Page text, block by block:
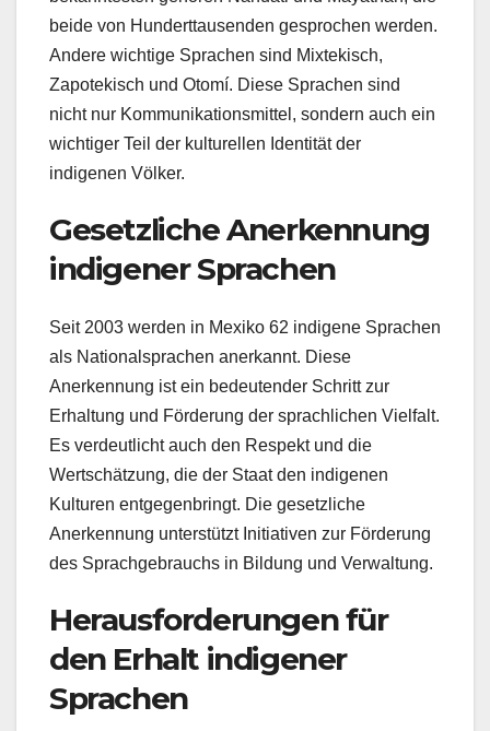
beide von Hunderttausenden gesprochen werden.
Andere wichtige Sprachen sind Mixtekisch,
Zapotekisch und Otomí. Diese Sprachen sind
nicht nur Kommunikationsmittel, sondern auch ein
wichtiger Teil der kulturellen Identität der
indigenen Völker.
Gesetzliche Anerkennung
indigener Sprachen
Seit 2003 werden in Mexiko 62 indigene Sprachen
als Nationalsprachen anerkannt. Diese
Anerkennung ist ein bedeutender Schritt zur
Erhaltung und Förderung der sprachlichen Vielfalt.
Es verdeutlicht auch den Respekt und die
Wertschätzung, die der Staat den indigenen
Kulturen entgegenbringt. Die gesetzliche
Anerkennung unterstützt Initiativen zur Förderung
des Sprachgebrauchs in Bildung und Verwaltung.
Herausforderungen für
den Erhalt indigener
Sprachen